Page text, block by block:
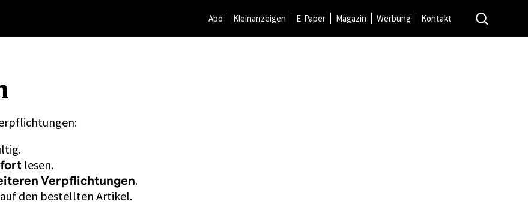
Abo Kleinanzeigen E-Paper Magazin Werbung Kontakt
lesen.
Verpflichtungen.
den bestellten Artikel.